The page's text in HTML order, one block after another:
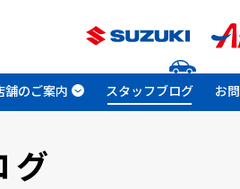
舗のご案内 スタッフブログ お
グ